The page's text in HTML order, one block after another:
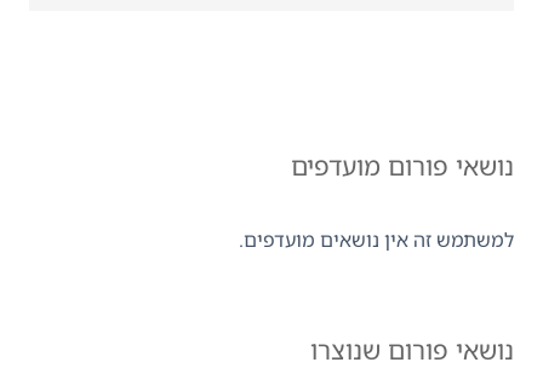
נושאי פורום מועדפים
למשתמש זה אין נושאים מועדפים.
נושאי פורום שנוצרו